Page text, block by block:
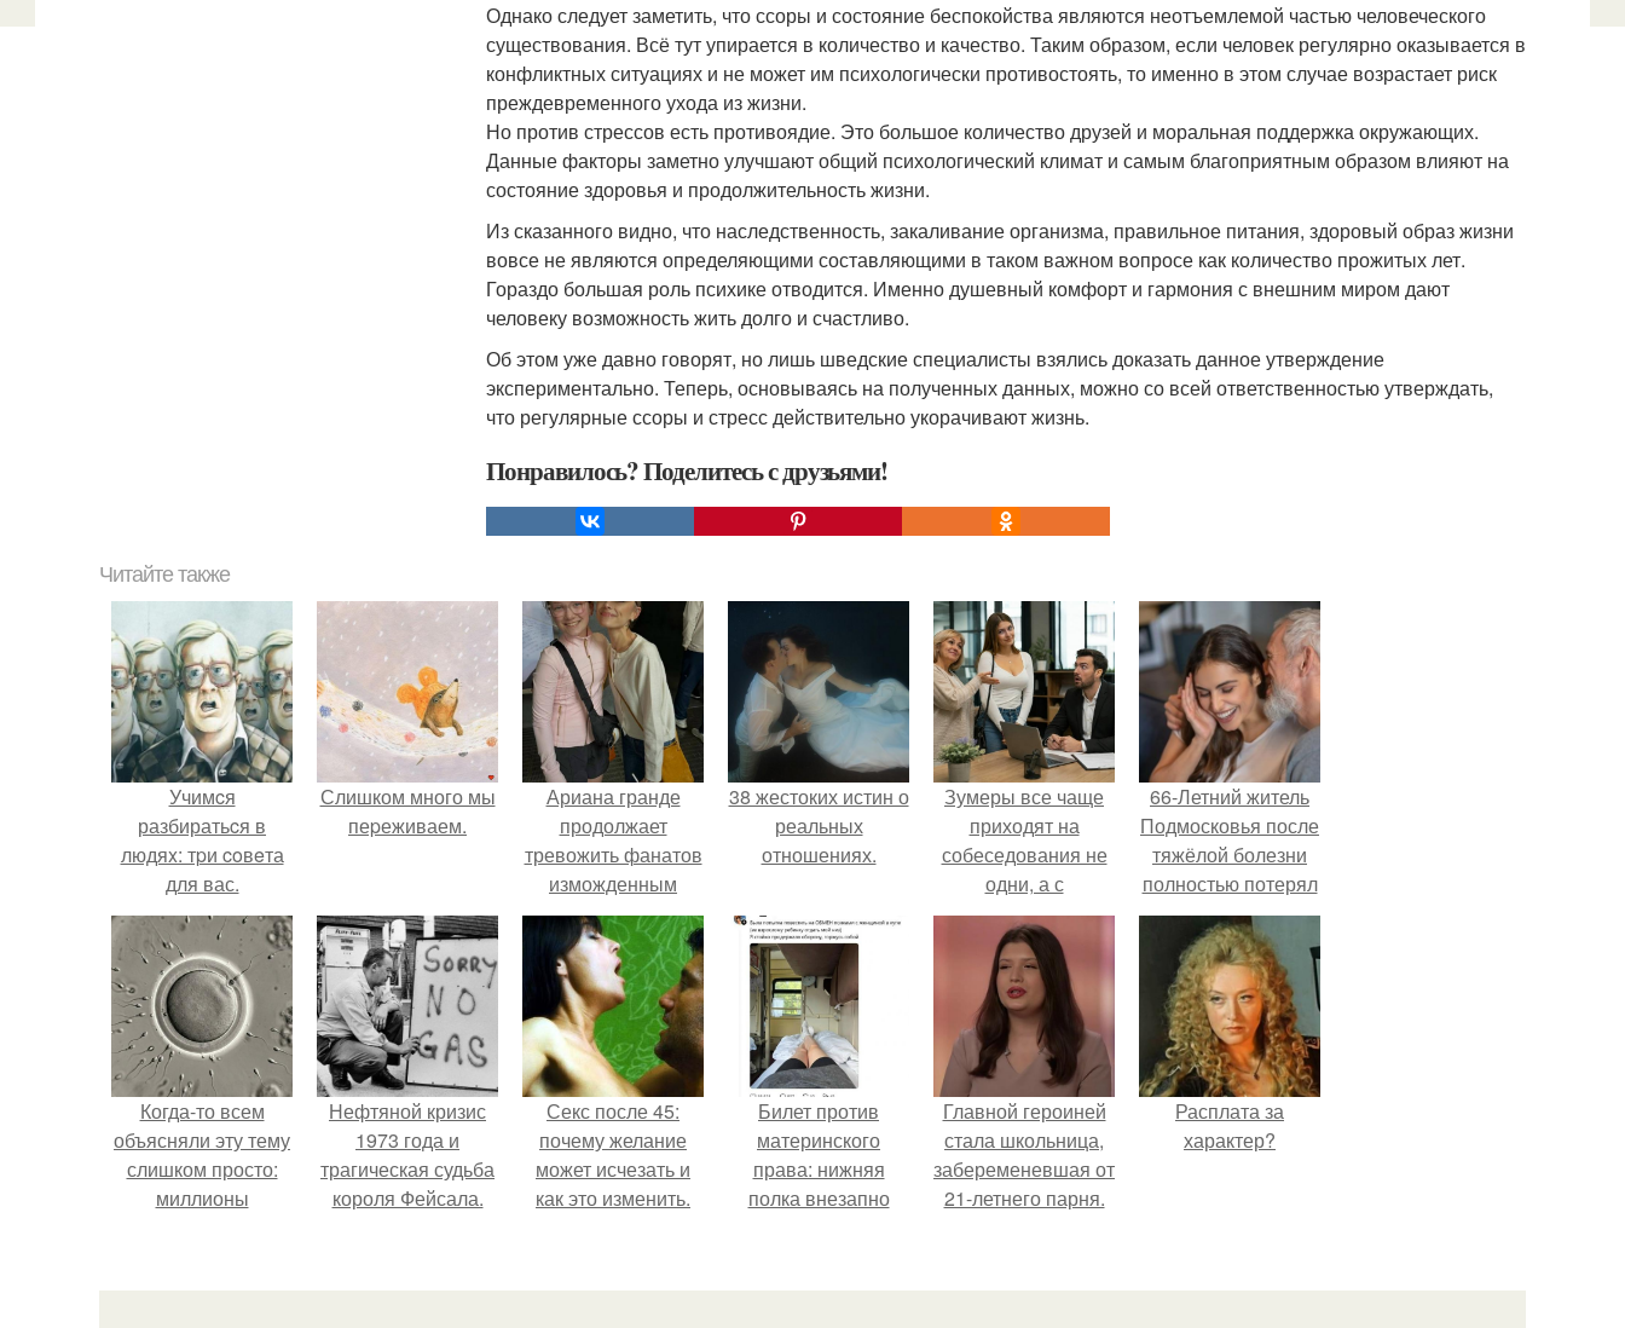
Однако следует заметить, что ссоры и состояние беспокойства являются неотъемлемой частью человеческого
существования. Всё тут упирается в количество и качество. Таким образом, если человек регулярно оказывается в
конфликтных ситуациях и не может им психологически противостоять, то именно в этом случае возрастает риск
преждевременного ухода из жизни.
Но против стрессов есть противоядие. Это большое количество друзей и моральная поддержка окружающих.
Данные факторы заметно улучшают общий психологический климат и самым благоприятным образом влияют на
состояние здоровья и продолжительность жизни.
Из сказанного видно, что наследственность, закаливание организма, правильное питания, здоровый образ жизни
вовсе не являются определяющими составляющими в таком важном вопросе как количество прожитых лет.
Гораздо большая роль психике отводится. Именно душевный комфорт и гармония с внешним миром дают
человеку возможность жить долго и счастливо.
Об этом уже давно говорят, но лишь шведские специалисты взялись доказать данное утверждение
экспериментально. Теперь, основываясь на полученных данных, можно со всей ответственностью утверждать,
что регулярные ссоры и стресс действительно укорачивают жизнь.
Понравилось? Поделитесь с друзьями!
Читайте также
Учимcя
разбиратьcя в
людяx: тpи coвeта
для вас.
Слишком много мы
пеpеживаем.
Ариана гранде
продолжает
тревожить фанатов
изможденным
Видом.
38 жестоких истин о
реальных
отношениях.
Зумеры все чаще
приходят на
собеседования не
одни, а с
родителями,
жалуются эйчары.
66-Летний житель
Подмосковья после
тяжёлой болезни
полностью потерял
потенцию, но
решил
восстановить
интимную жизнь с
молодой супругой,
пишут СМИ.
Когда-то всем
объясняли эту тему
слишком просто:
миллионы
побеждает самый
Нефтяной кризис
1973 года и
трагическая судьба
короля Фейсала.
Секс после 45:
почему желание
может исчезать и
как это изменить.
Билет против
материнского
права: нижняя
полка внезапно
Главной героиней
стала школьница,
забеременевшая от
21-летнего парня.
Расплата за
характер?